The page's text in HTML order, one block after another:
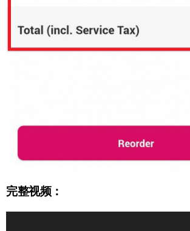
完整视频：